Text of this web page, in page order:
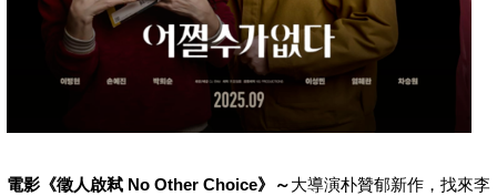
電影《徵人啟弒 No Other Choice》～大導演朴贊郁新作，找來李